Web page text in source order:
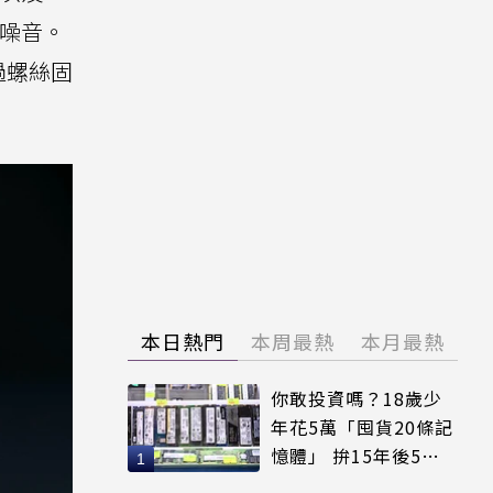
音。
絲固
本日熱門 本周最熱 本月最熱
你敢投資嗎？18歲少
年花5萬「囤貨20條記
憶體」 拚15年後5倍